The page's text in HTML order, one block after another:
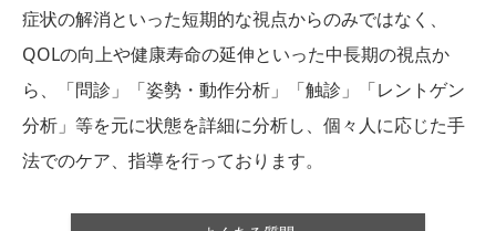
症状の解消といった短期的な視点からのみではなく、
QOLの向上や健康寿命の延伸といった中長期の視点か
ら、「問診」「姿勢・動作分析」「触診」「レントゲン
分析」等を元に状態を詳細に分析し、個々人に応じた手
法でのケア、指導を行っております。